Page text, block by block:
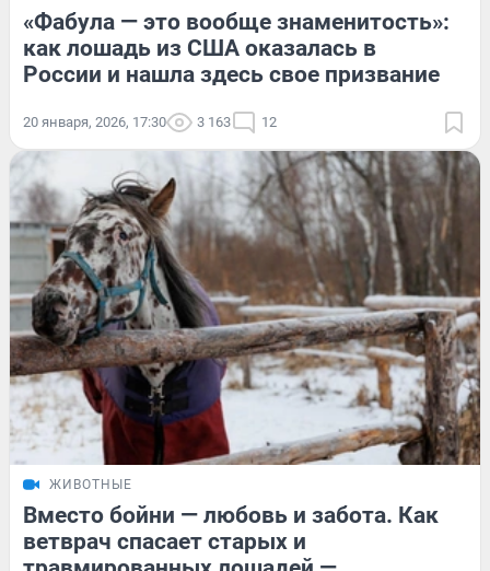
«Фабула — это вообще знаменитость»:
как лошадь из США оказалась в
России и нашла здесь свое призвание
20 января, 2026, 17:30 3 163 12
ЖИВОТНЫЕ
Вместо бойни — любовь и забота. Как
ветврач спасает старых и